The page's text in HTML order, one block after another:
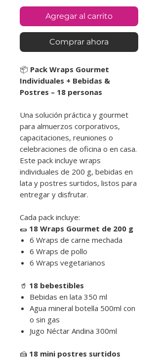
Agregar al carrito
Comprar ahora
📦 Pack Wraps Gourmet
Individuales + Bebidas &
Postres – 18 personas
Una solución práctica y gourmet
para almuerzos corporativos,
capacitaciones, reuniones o
celebraciones de oficina o en casa.
Este pack incluye wraps
individuales de 200 g, bebidas en
lata y postres surtidos, listos para
entregar y disfrutar.
Cada pack incluye:
🌯 18 Wraps Gourmet de 200 g
6 Wraps de carne mechada
6 Wraps de pollo
6 Wraps vegetarianos
🥤 18 bebestibles
Bebidas en lata 350 ml
Agua mineral botella 500ml con
o sin gas
Jugo Néctar Andina 300ml
🍰 18 mini postres surtidos